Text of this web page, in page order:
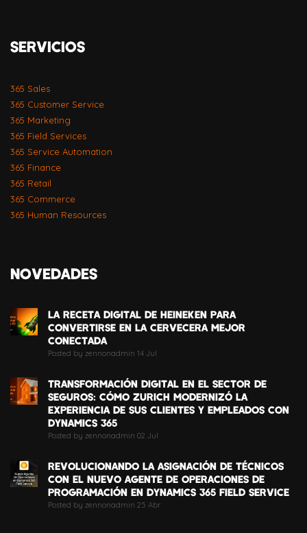
SERVICIOS
365 Sales
365 Customer Service
365 Marketing
365 Field Services
365 Service Automation
365 Finance
365 Retail
365 Commerce
365 Human Resources
NOVEDADES
LA RECETA DIGITAL DE HEINEKEN PARA
CONVERTIRSE EN LA CERVECERA MEJOR
CONECTADA
Posted by zennonadmin 14 Jul
TRANSFORMACIÓN DIGITAL EN EL SECTOR DE
SEGUROS: CÓMO ZURICH MODERNIZÓ LA
EXPERIENCIA DE SUS CLIENTES Y EMPLEADOS CON
DYNAMICS 365
Posted by zennonadmin 02 Jul
REVOLUCIONANDO LA ASIGNACIÓN DE TÉCNICOS
CON EL NUEVO AGENTE DE OPERACIONES DE
PROGRAMACIÓN EN DYNAMICS 365 FIELD SERVICE
Posted by zennonadmin 25 Abr